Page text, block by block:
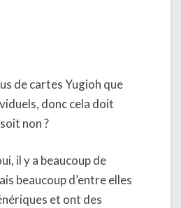
de cartes Yugioh que
donc cela doit
non ?
il y a beaucoup de
beaucoup d’entre elles
et ont des